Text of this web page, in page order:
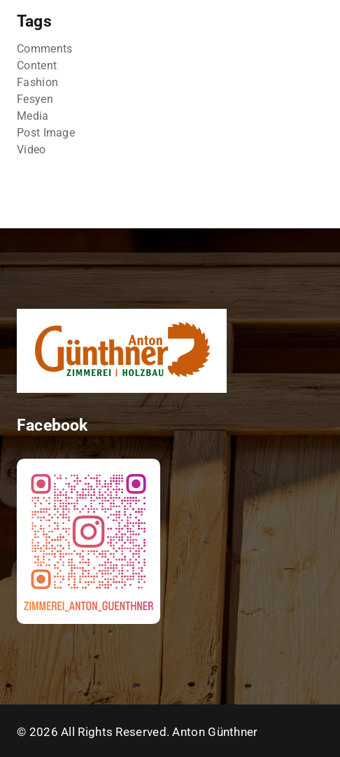
Tags
Comments
Content
Fashion
Fesyen
Media
Post Image
Video
Facebook
© 2026 All Rights Reserved. Anton Günthner